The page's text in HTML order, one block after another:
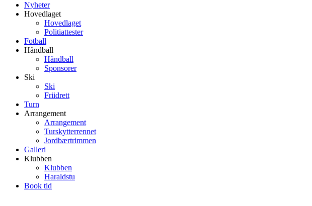
Nyheter
Hovedlaget
Hovedlaget
Politiattester
Fotball
Håndball
Håndball
Sponsorer
Ski
Ski
Friidrett
Turn
Arrangement
Arrangement
Turskytterrennet
Jordbærtrimmen
Galleri
Klubben
Klubben
Haraldstu
Book tid